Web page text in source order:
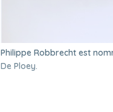
Philippe Robbrecht est
De Ploey.